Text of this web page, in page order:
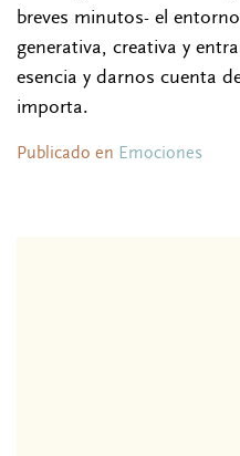
breves minutos- el
generativa, creativa y
esencia y darnos cuenta
importa.
Publicado en Emociones